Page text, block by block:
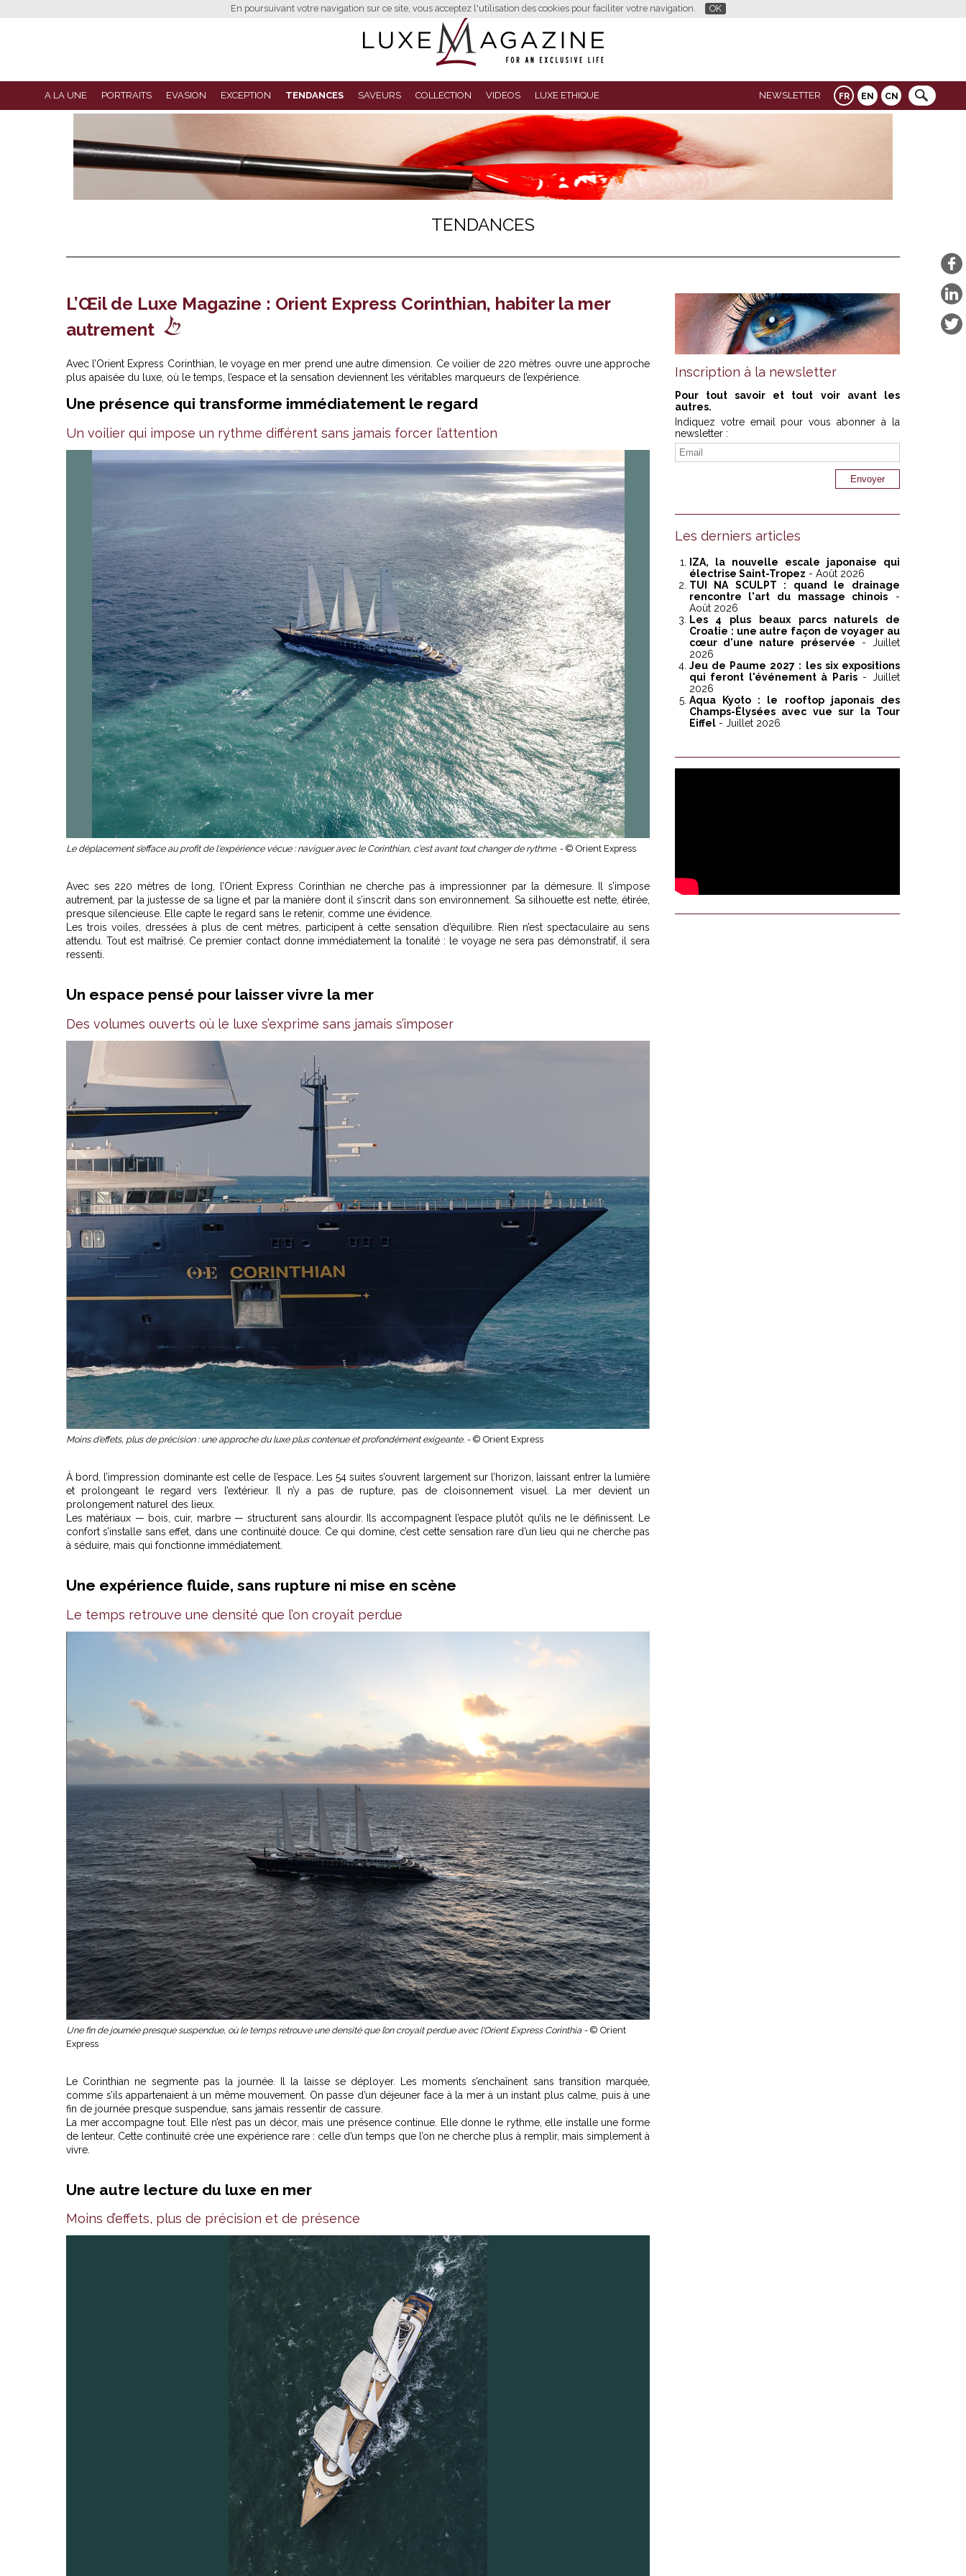
En poursuivant votre navigation sur ce site, vous acceptez l'utilisation des cookies pour faciliter votre navigation. OK
FR EN CN
A LA UNE PORTRAITS EVASION EXCEPTION TENDANCES SAVEURS COLLECTION VIDEOS LUXE ETHIQUE NEWSLETTER
TENDANCES
L’Œil de Luxe Magazine : Orient Express Corinthian, habiter la mer
autrement
Avec l’Orient Express Corinthian, le voyage en mer prend une autre dimension. Ce voilier de 220 mètres ouvre une approche
plus apaisée du luxe, où le temps, l’espace et la sensation deviennent les véritables marqueurs de l’expérience.
Une présence qui transforme immédiatement le regard
Un voilier qui impose un rythme différent sans jamais forcer l’attention
Le déplacement s’efface au profit de l'expérience vécue : naviguer avec le Corinthian, c'est avant tout changer de rythme. - © Orient Express
Avec ses 220 mètres de long, l’Orient Express Corinthian ne cherche pas à impressionner par la démesure. Il s’impose
autrement, par la justesse de sa ligne et par la manière dont il s’inscrit dans son environnement. Sa silhouette est nette, étirée,
presque silencieuse. Elle capte le regard sans le retenir, comme une évidence.
Les trois voiles, dressées à plus de cent mètres, participent à cette sensation d’équilibre. Rien n’est spectaculaire au sens
attendu. Tout est maîtrisé. Ce premier contact donne immédiatement la tonalité : le voyage ne sera pas démonstratif, il sera
ressenti.
Un espace pensé pour laisser vivre la mer
Des volumes ouverts où le luxe s’exprime sans jamais s’imposer
Moins d’effets, plus de précision : une approche du luxe plus contenue et profondément exigeante. - © Orient Express
À bord, l’impression dominante est celle de l’espace. Les 54 suites s’ouvrent largement sur l’horizon, laissant entrer la lumière
et prolongeant le regard vers l’extérieur. Il n’y a pas de rupture, pas de cloisonnement visuel. La mer devient un
prolongement naturel des lieux.
Les matériaux — bois, cuir, marbre — structurent sans alourdir. Ils accompagnent l’espace plutôt qu’ils ne le définissent. Le
confort s’installe sans effet, dans une continuité douce. Ce qui domine, c’est cette sensation rare d’un lieu qui ne cherche pas
à séduire, mais qui fonctionne immédiatement.
Une expérience fluide, sans rupture ni mise en scène
Le temps retrouve une densité que l’on croyait perdue
Une fin de journée presque suspendue, où le temps retrouve une densité que l’on croyait perdue avec l'Orient Express Corinthia - © Orient
Express
Le Corinthian ne segmente pas la journée. Il la laisse se déployer. Les moments s’enchaînent sans transition marquée,
comme s’ils appartenaient à un même mouvement. On passe d’un déjeuner face à la mer à un instant plus calme, puis à une
fin de journée presque suspendue, sans jamais ressentir de cassure.
La mer accompagne tout. Elle n’est pas un décor, mais une présence continue. Elle donne le rythme, elle installe une forme
de lenteur. Cette continuité crée une expérience rare : celle d’un temps que l’on ne cherche plus à remplir, mais simplement à
vivre.
Une autre lecture du luxe en mer
Moins d’effets, plus de précision et de présence
Inscription à la newsletter
Pour tout savoir et tout voir avant les
autres.
Indiquez votre email pour vous abonner à la
newsletter :
Les derniers articles
IZA, la nouvelle escale japonaise qui
électrise Saint-Tropez - Août 2026
TUI NA SCULPT : quand le drainage
rencontre l'art du massage chinois -
Août 2026
Les 4 plus beaux parcs naturels de
Croatie : une autre façon de voyager au
cœur d'une nature préservée - Juillet
2026
Jeu de Paume 2027 : les six expositions
qui feront l'événement à Paris- Juillet
2026
Aqua Kyoto : le rooftop japonais des
Champs-Élysées avec vue sur la Tour
Eiffel- Juillet 2026